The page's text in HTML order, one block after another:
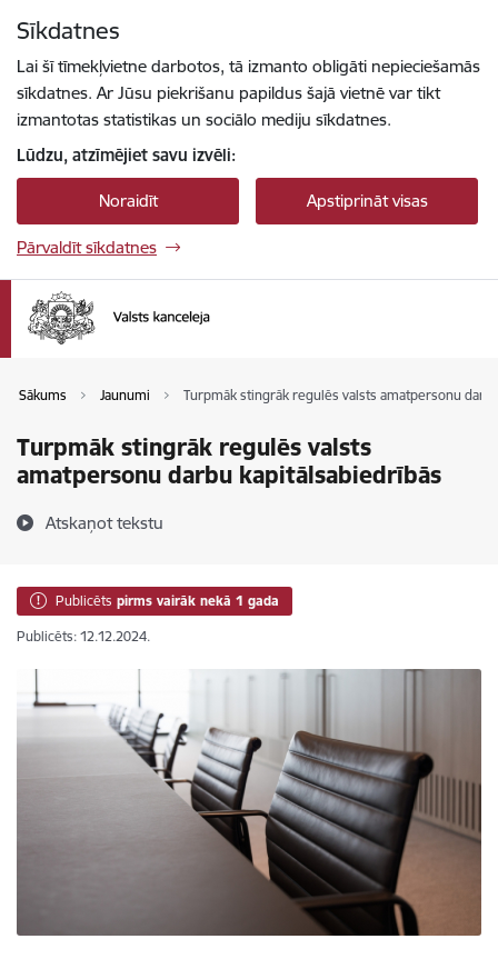
Sīkdatnes
Lai šī tīmekļvietne darbotos, tā izmanto obligāti nepieciešamās
sīkdatnes. Ar Jūsu piekrišanu papildus šajā vietnē var tikt
izmantotas statistikas un sociālo mediju sīkdatnes.
Lūdzu, atzīmējiet savu izvēli:
Noraidīt Apstiprināt visas
Pārvaldīt sīkdatnes
Sākums Jaunumi Turpmāk stingrāk regulēs valsts amatpersonu
Turpmāk stingrāk regulēs valsts
amatpersonu darbu kapitālsabiedrībās
Atskaņot tekstu
Publicēts pirms vairāk nekā 1 gada
Publicēts: 12.12.2024.